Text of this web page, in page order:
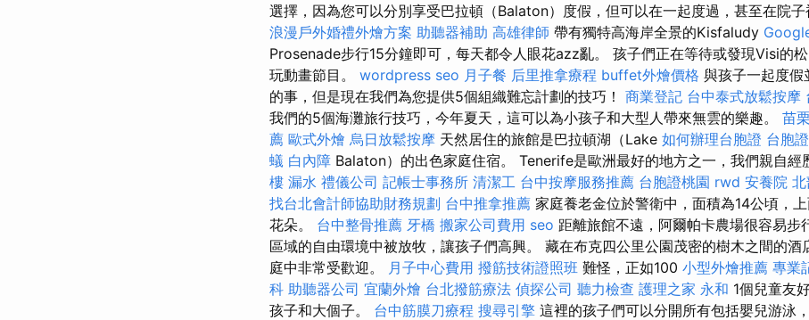
選擇，因為您可以分別享受巴拉頓（Balaton）度假，但可以在一起度過，甚至在院子
浪漫戶外婚禮外燴方案 助聽器補助 高雄律師 帶有獨特高海岸全景的Kisfaludy
Prosenade步行15分鐘即可，每天都令人眼花azz亂。 孩子們正在等待或發現Visi的
玩動畫節目。 wordpress seo 月子餐 后里推拿療程 buffet外燴價格 與孩子一起度假
的事，但是現在我們為您提供5個組織難忘計劃的技巧！ 商業登記 台中泰式放鬆按摩
我們的5個海灘旅行技巧，今年夏天，這可以為小孩子和大型人帶來無雲的樂趣。 苗
薦 歐式外燴 烏日放鬆按摩 天然居住的旅館是巴拉頓湖（Lake 如何辦理台胞證 台胞
蟻 白內障 Balaton）的出色家庭住宿。 Tenerife是歐洲最好的地方之一，我們親自經
樓 漏水 禮儀公司 記帳士事務所 清潔工 台中按摩服務推薦 台胞證桃園 rwd 安養院 北
找台北會計師協助財務規劃 台中推拿推薦 家庭養老金位於警衛中，面積為14公頃，
花朵。 台中整骨推薦 牙橋 搬家公司費用 seo 距離旅館不遠，阿爾帕卡農場很容易步
區域的自由環境中被放牧，讓孩子們高興。 藏在布克四公里公園茂密的樹木之間的酒
庭中非常受歡迎。
月子中心費用 撥筋技術證照班 難怪，正如100 小型外燴推薦 專業
科 助聽器公司 宜蘭外燴 台北撥筋療法 偵探公司 聽力檢查 護理之家 永和 1個兒童友
孩子和大個子。 台中筋膜刀療程 搜尋引擎 這裡的孩子們可以分開所有包括嬰兒游泳